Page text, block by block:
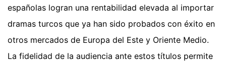
españolas logran una rentabilidad elevada al importar
dramas turcos que ya han sido probados con éxito en
otros mercados de Europa del Este y Oriente Medio.
La fidelidad de la audiencia ante estos títulos permite